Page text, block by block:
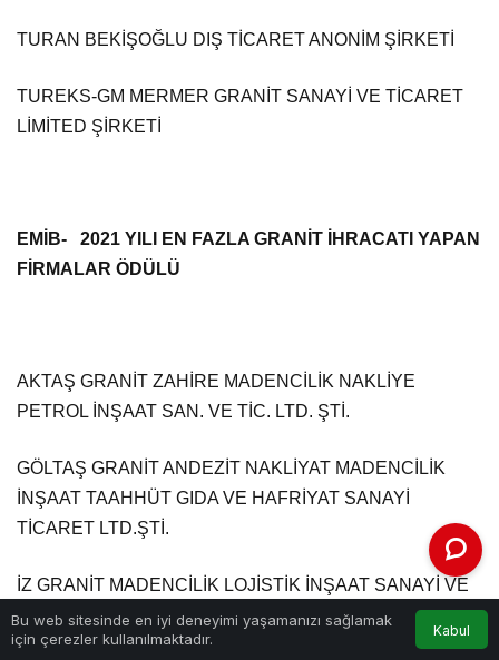
TURAN BEKİŞOĞLU DIŞ TİCARET ANONİM ŞİRKETİ
TUREKS-GM MERMER GRANİT SANAYİ VE TİCARET
LİMİTED ŞİRKETİ
EMİB- 2021 YILI EN FAZLA GRANİT İHRACATI YAPAN
FİRMALAR ÖDÜLÜ
AKTAŞ GRANİT ZAHİRE MADENCİLİK NAKLİYE
PETROL İNŞAAT SAN. VE TİC. LTD. ŞTİ.
GÖLTAŞ GRANİT ANDEZİT NAKLİYAT MADENCİLİK
İNŞAAT TAAHHÜT GIDA VE HAFRİYAT SANAYİ
TİCARET LTD.ŞTİ.
İZ GRANİT MADENCİLİK LOJİSTİK İNŞAAT SANAYİ VE
TİCARET LİMİTED ŞİRKETİ
Bu web sitesinde en iyi deneyimi yaşamanızı sağlamak
için çerezler kullanılmaktadır.
Kabul